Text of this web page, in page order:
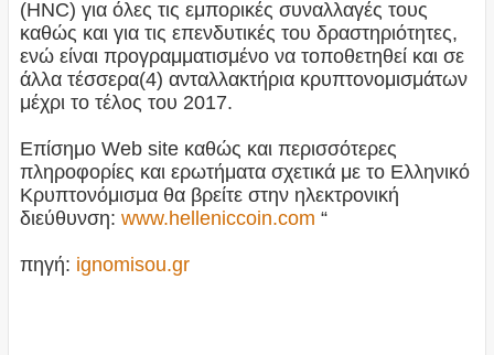
(HNC) για όλες τις εμπορικές συναλλαγές τους
καθώς και για τις επενδυτικές του δραστηριότητες,
ενώ είναι προγραμματισμένο να τοποθετηθεί και σε
άλλα τέσσερα(4) ανταλλακτήρια κρυπτονομισμάτων
μέχρι το τέλος του 2017.
Επίσημο Web site καθώς και περισσότερες
πληροφορίες και ερωτήματα σχετικά με το Ελληνικό
Κρυπτονόμισμα θα βρείτε στην ηλεκτρονική
διεύθυνση: www.helleniccoin.com “
πηγή: ignomisou.gr